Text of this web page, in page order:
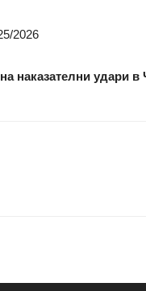
2026
наказателни удари в